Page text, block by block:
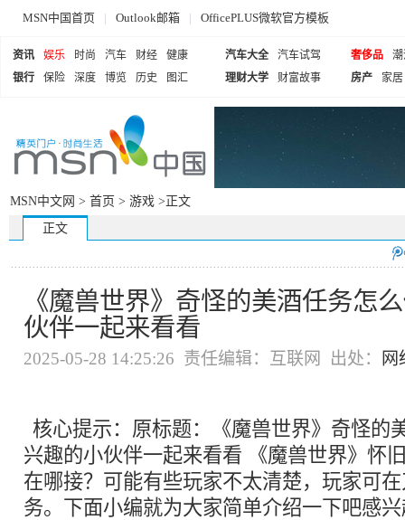
MSN中国首页 | Outlook邮箱 | OfficePLUS微软官方模板
资讯 娱乐 时尚 汽车 财经
健康
银行
保险 深度 博览 历史 图汇
汽车大全
汽车试驾
理财大学
财富故事
奢侈品
房产
家居
MSN中文网 > 首页 > 游戏 >正文
正文
《魔兽世界》奇怪的美酒任务怎
伙伴一起来看看
2025-05-28 14:25:26 责任编辑：互联网 出处： 网
核心提示：原标题：《魔兽世界》奇怪的
兴趣的小伙伴一起来看看 《魔兽世界》怀
在哪接？可能有些玩家不太清楚，玩家可
务。下面小编就为大家简单介绍一下吧感